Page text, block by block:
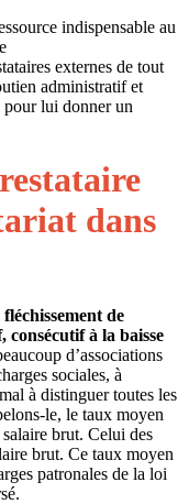
indispensable au
externes de tout
administratif et
lui donner un
dans
de
consécutif à la baisse
d’associations
sociales, à
à distinguer toutes les
le, le taux moyen
brut. Celui des
brut. Ce taux moyen
patronales de la loi